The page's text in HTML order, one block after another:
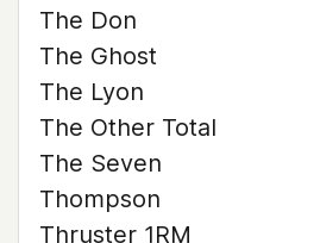
The Don
The Ghost
The Lyon
The Other Total
The Seven
Thompson
Thruster 1RM